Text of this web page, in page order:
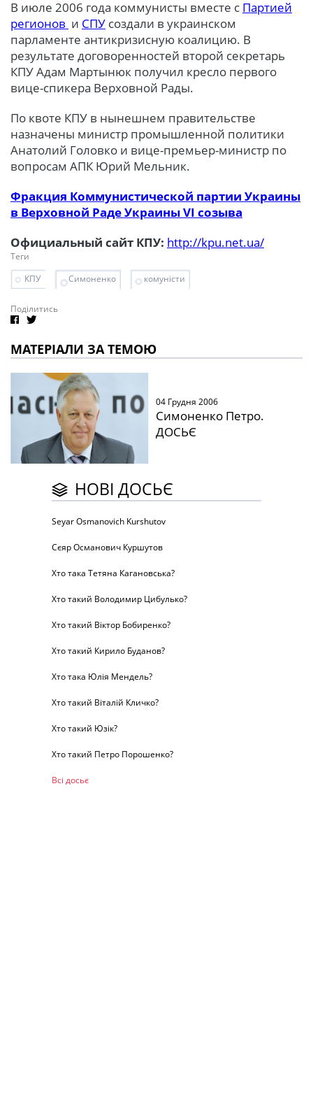
В июле 2006 года коммунисты вместе с Партией
регионов и СПУ создали в украинском
парламенте антикризисную коалицию. В
результате договоренностей второй секретарь
КПУ Адам Мартынюк получил кресло первого
вице-спикера Верховной Рады.
По квоте КПУ в нынешнем правительстве
назначены министр промышленной политики
Анатолий Головко и вице-премьер-министр по
вопросам АПК Юрий Мельник.
Фракция Коммунистической партии Украины
в Верховной Раде Украины VI созыва
Официальный сайт КПУ: http://kpu.net.ua/
Теги
КПУ
Симоненко комуністи
Поділитись
МАТЕРІАЛИ ЗА ТЕМОЮ
04 Грудня 2006
Симоненко Петро.
ДОСЬЄ
НОВІ ДОСЬЄ
Seyar Osmanovich Kurshutov
Сєяр Османович Куршутов
Хто така Тетяна Кагановська?
Хто такий Володимир Цибулько?
Хто такий Віктор Бобиренко?
Хто такий Кирило Буданов?
Хто така Юлія Мендель?
Хто такий Віталій Кличко?
Хто такий Юзік?
Хто такий Петро Порошенко?
Всі досьє